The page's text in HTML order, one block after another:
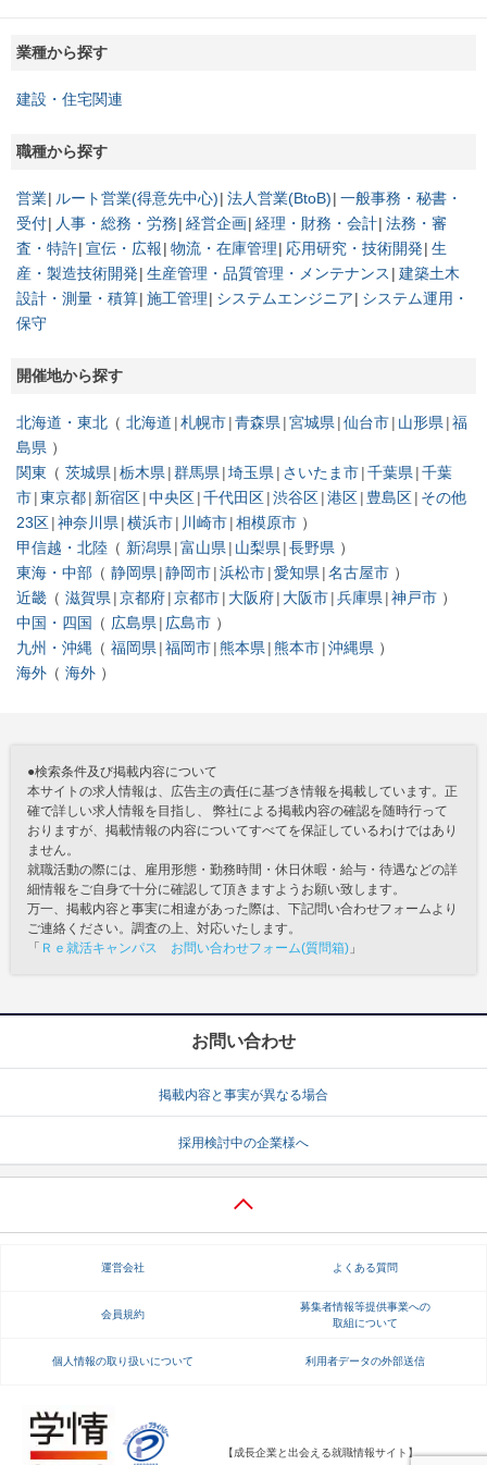
業種から探す
建設・住宅関連
職種から探す
営業 ルート営業(得意先中心) 法人営業(BtoB) 一般事務・秘書・
受付
人事・総務・労務 経営企画 経理・財務・会計 法務・審
査・特許 宣伝・広報 物流・在庫管理 応用研究・技術開発 生
産・製造技術開発 生産管理・品質管理・メンテナンス
建築土木
設計・測量・積算 施工管理 システムエンジニア
システム運用・
保守
開催地から探す
北海道・東北 北海道 札幌市 青森県 宮城県 仙台市 山形県 福
島県
関東
茨城県 栃木県 群馬県 埼玉県 さいたま市 千葉県 千葉
市 東京都 新宿区 中央区 千代田区 渋谷区 港区 豊島区 その他
23区 神奈川県 横浜市 川崎市 相模原市
甲信越・北陸
新潟県 富山県 山梨県 長野県
東海・中部
静岡県 静岡市 浜松市 愛知県 名古屋市
近畿
滋賀県 京都府 京都市 大阪府 大阪市 兵庫県 神戸市
中国・四国
広島県
広島市
九州・沖縄
福岡県 福岡市 熊本県 熊本市 沖縄県
海外
海外
●検索条件及び掲載内容について
本サイトの求人情報は、広告主の責任に基づき情報を掲載しています。正
確で詳しい求人情報を目指し、 弊社による掲載内容の確認を随時行って
おりますが、掲載情報の内容についてすべてを保証しているわけではあり
ません。
就職活動の際には、雇用形態・勤務時間・休日休暇・給与・待遇などの詳
細情報をご自身で十分に確認して頂きますようお願い致します。
万一、掲載内容と事実に相違があった際は、下記問い合わせフォームより
ご連絡ください。調査の上、対応いたします。
「 Ｒｅ就活キャンパス お問い合わせフォーム(質問箱) 」
お問い合わせ
掲載内容と事実が異なる場合
採用検討中の企業様へ
運営会社 よくある質問
会員規約
募集者情報等提供事業への
取組について
個人情報の取り扱いについて 利用者データの外部送信
【成長企業と出会える就職情報サイト】